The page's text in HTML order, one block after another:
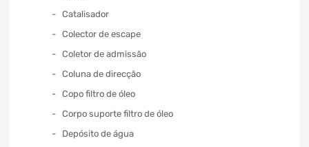
Catalisador
Colector de escape
Coletor de admissão
Coluna de direcção
Copo filtro de óleo
Corpo suporte filtro de óleo
Depósito de água